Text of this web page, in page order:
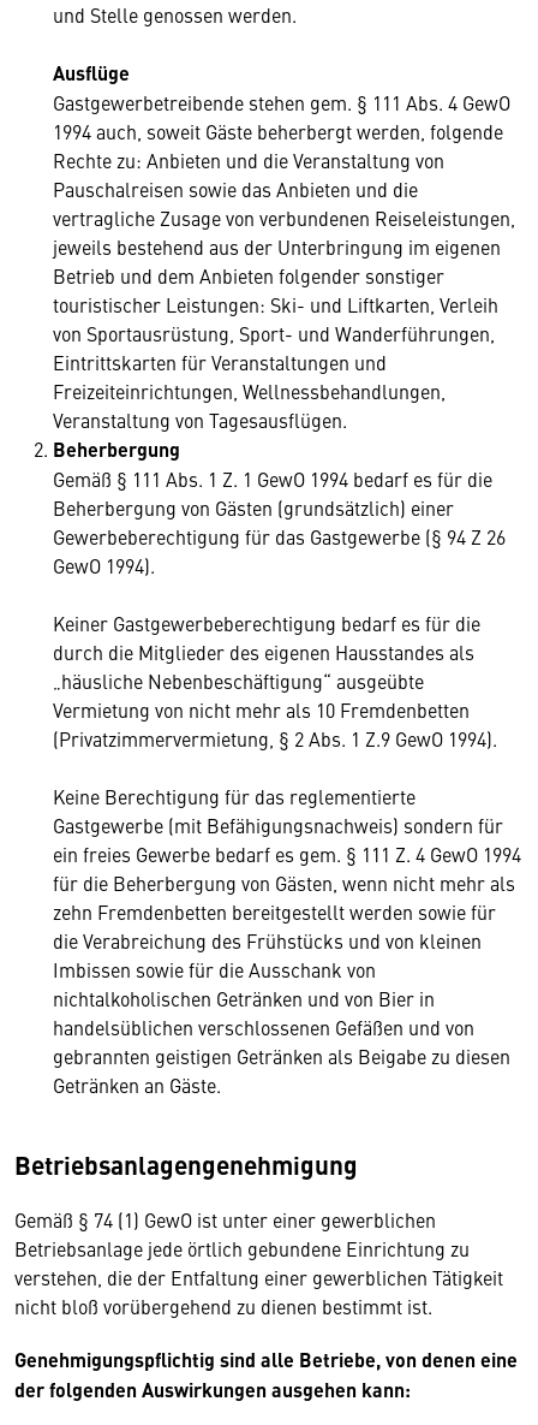
und Stelle genossen werden.
Ausflüge
Gastgewerbetreibende stehen gem. § 111 Abs. 4 GewO
1994 auch, soweit Gäste beherbergt werden, folgende
Rechte zu: Anbieten und die Veranstaltung von
Pauschalreisen sowie das Anbieten und die
vertragliche Zusage von verbundenen Reiseleistungen,
jeweils bestehend aus der Unterbringung im eigenen
Betrieb und dem Anbieten folgender sonstiger
touristischer Leistungen: Ski- und Liftkarten, Verleih
von Sportausrüstung, Sport- und Wanderführungen,
Eintrittskarten für Veranstaltungen und
Freizeiteinrichtungen, Wellnessbehandlungen,
Veranstaltung von Tagesausflügen.
Beherbergung
Gemäß § 111 Abs. 1 Z. 1 GewO 1994 bedarf es für die
Beherbergung von Gästen (grundsätzlich) einer
Gewerbeberechtigung für das Gastgewerbe (§ 94 Z 26
GewO 1994).
Keiner Gastgewerbeberechtigung bedarf es für die
durch die Mitglieder des eigenen Hausstandes als
„häusliche Nebenbeschäftigung“ ausgeübte
Vermietung von nicht mehr als 10 Fremdenbetten
(Privatzimmervermietung, § 2 Abs. 1 Z.9 GewO 1994).
Keine Berechtigung für das reglementierte
Gastgewerbe (mit Befähigungsnachweis) sondern für
ein freies Gewerbe bedarf es gem. § 111 Z. 4 GewO 1994
für die Beherbergung von Gästen, wenn nicht mehr als
zehn Fremdenbetten bereitgestellt werden sowie für
die Verabreichung des Frühstücks und von kleinen
Imbissen sowie für die Ausschank von
nichtalkoholischen Getränken und von Bier in
handelsüblichen verschlossenen Gefäßen und von
gebrannten geistigen Getränken als Beigabe zu diesen
Getränken an Gäste.
Betriebsanlagengenehmigung
Gemäß § 74 (1) GewO ist unter einer gewerblichen
Betriebsanlage jede örtlich gebundene Einrichtung zu
verstehen, die der Entfaltung einer gewerblichen Tätigkeit
nicht bloß vorübergehend zu dienen bestimmt ist.
Genehmigungspflichtig sind alle Betriebe, von denen eine
der folgenden Auswirkungen ausgehen kann: